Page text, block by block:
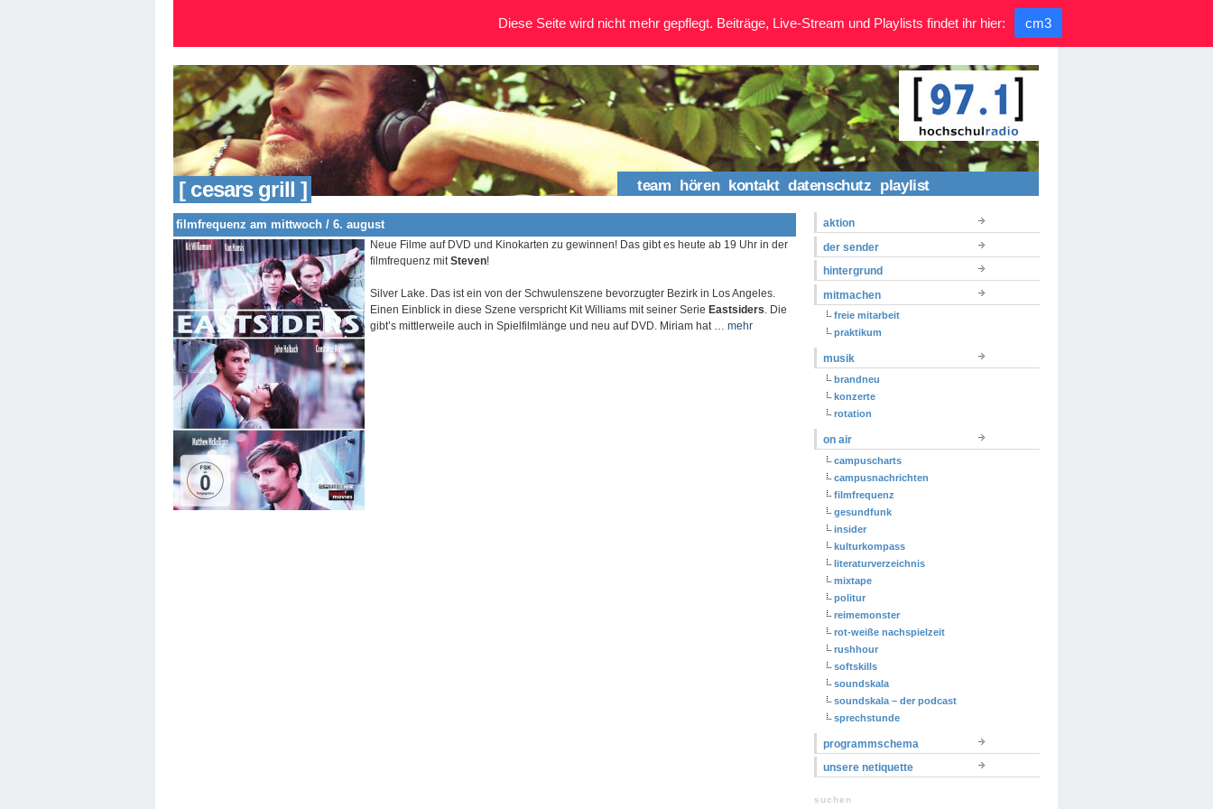
[ cesars grill ] team hören kontakt datenschutz playlist
filmfrequenz am mittwoch / 6. august
Neue Filme auf DVD und Kinokarten zu gewinnen! Das gibt es heute ab 19 Uhr in der
filmfrequenz mit Steven!
Silver Lake. Das ist ein von der Schwulenszene bevorzugter Bezirk in Los Angeles.
Einen Einblick in diese Szene verspricht Kit Williams mit seiner Serie Eastsiders . Die
gibt’s mittlerweile auch in Spielfilmlänge und neu auf DVD. Miriam hat … mehr
aktion
der sender
hintergrund
mitmachen
freie mitarbeit
praktikum
musik
brandneu
konzerte
rotation
on air
campuscharts
campusnachrichten
filmfrequenz
gesundfunk
insider
kulturkompass
literaturverzeichnis
mixtape
politur
reimemonster
rot-weiße nachspielzeit
rushhour
softskills
soundskala
soundskala – der podcast
sprechstunde
programmschema
unsere netiquette
suchen
Diese Seite wird nicht mehr gepflegt. Beiträge, Live-Stream und Playlists findet ihr hier: cm3